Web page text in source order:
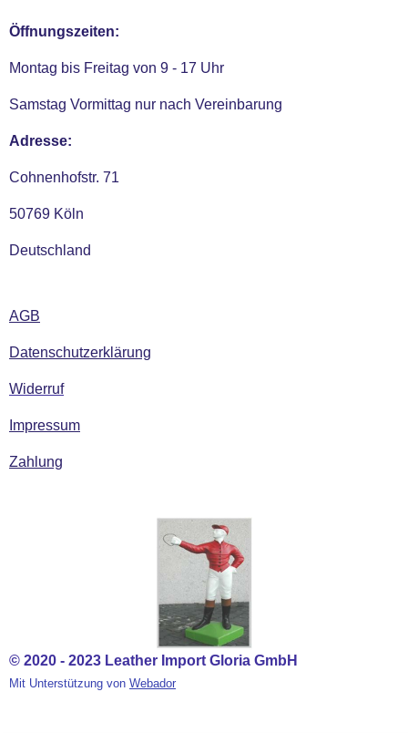
Öffnungszeiten:
Montag bis Freitag von 9 - 17 Uhr
Samstag Vormittag nur nach Vereinbarung
Adresse:
Cohnenhofstr. 71
50769 Köln
Deutschland
AGB
Datenschutzerklärung
Widerruf
Impressum
Zahlung
© 2020 - 2023 Leather Import Gloria GmbH
Mit Unterstützung von Webador